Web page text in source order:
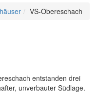
VS-Obereschach
entstanden drei
unverbauter Südlage.